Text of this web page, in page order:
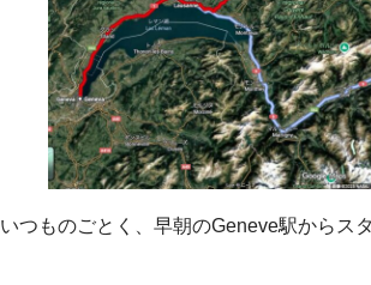
いつものごとく、早朝のGeneve駅からス